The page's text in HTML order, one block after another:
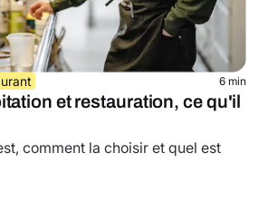
6 min
et restauration, ce qu'il
comment la choisir et quel est